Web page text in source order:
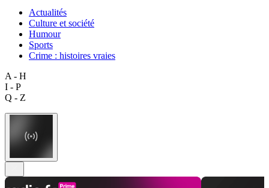
Actualités
Culture et société
Humour
Sports
Crime : histoires vraies
A - H
I - P
Q - Z